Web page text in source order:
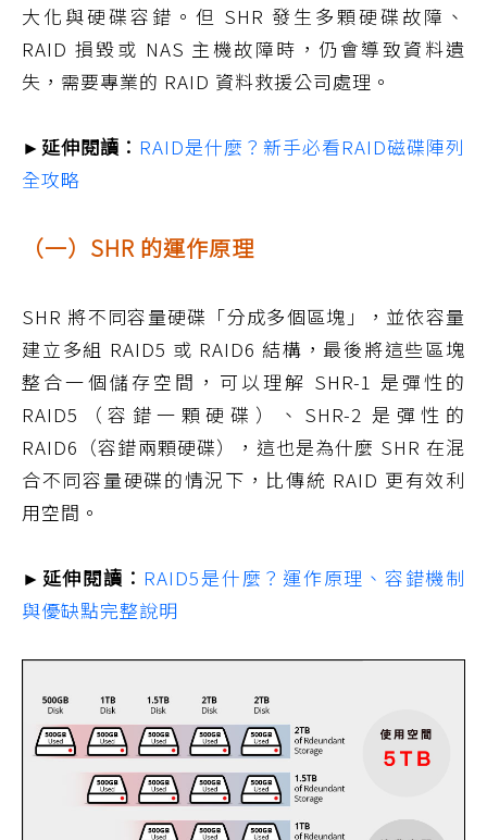
大化與硬碟容錯。但 SHR 發生多顆硬碟故障、
RAID 損毀或 NAS 主機故障時，仍會導致資料遺
失，需要專業的 RAID 資料救援公司處理。
►延伸閱讀： RAID是什麼？新手必看RAID磁碟陣列
全攻略
（一）SHR 的運作原理
SHR 將不同容量硬碟「分成多個區塊」，並依容量
建立多組 RAID5 或 RAID6 結構，最後將這些區塊
整合一個儲存空間，可以理解 SHR-1 是彈性的
RAID5（容錯一顆硬碟）、SHR-2 是彈性的
RAID6（容錯兩顆硬碟），這也是為什麼 SHR 在混
合不同容量硬碟的情況下，比傳統 RAID 更有效利
用空間。
►延伸閱讀： RAID5是什麼？運作原理、容錯機制
與優缺點完整說明